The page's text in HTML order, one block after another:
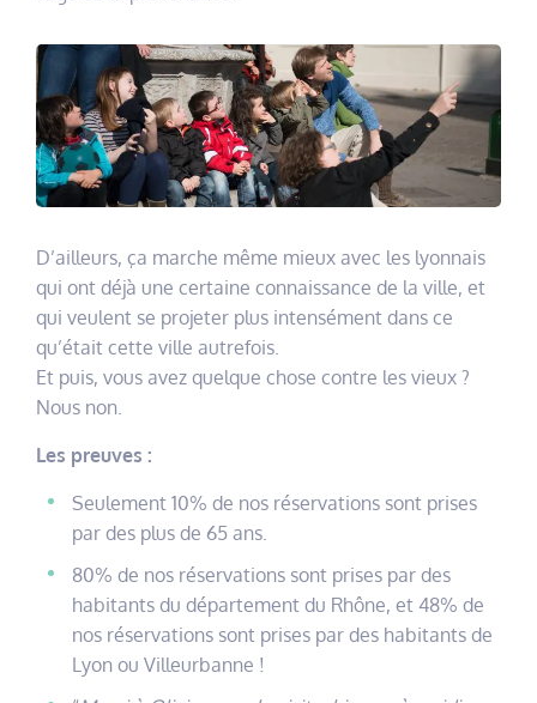
D’ailleurs, ça marche même mieux avec les lyonnais
qui ont déjà une certaine connaissance de la ville, et
qui veulent se projeter plus intensément dans ce
qu’était cette ville autrefois.
Et puis, vous avez quelque chose contre les vieux ?
Nous non.
Les preuves :
Seulement 10% de nos réservations sont prises
par des plus de 65 ans.
80% de nos réservations sont prises par des
habitants du département du Rhône, et 48% de
nos réservations sont prises par des habitants de
Lyon ou Villeurbanne !